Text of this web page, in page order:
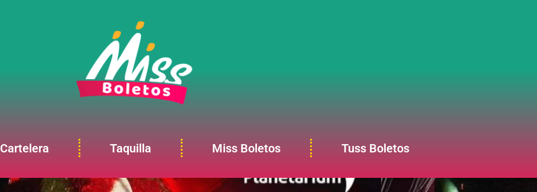
Cartelera Taquilla Miss Boletos Tuss Boletos